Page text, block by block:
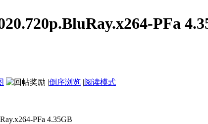
PFa
|倒序浏览 |阅读模式
PFa 4.35GB